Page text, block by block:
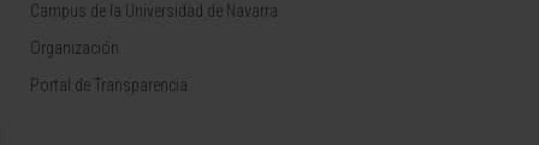
Campus de la Universidad de Navarra
Organización
Portal de Transparencia